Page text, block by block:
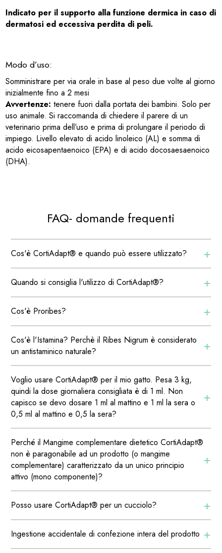
Indicato per il supporto alla funzione dermica in caso di
dermatosi ed eccessiva perdita di peli.
Modo d’uso:
Somministrare per via orale in base al peso due volte al giorno
inizialmente fino a 2 mesi
Avvertenze:tenere fuori dalla portata dei bambini. Solo per
uso animale. Si raccomanda di chiedere il parere di un
veterinario prima dell’uso e prima di prolungare il periodo di
impiego. Livello elevato di acido linoleico (AL) e somma di
acido eicosapentaenoico (EPA) e di acido docosaesaenoico
(DHA).
FAQ- domande frequenti
Cos'è CortiAdapt® e quando può essere utilizzato? +
Quando si consiglia l'utilizzo di CortiAdapt®? +
Cos'è Proribes? +
Cos'è l'Istamina? Perchè il Ribes Nigrum è considerato
un antistaminico naturale?
+
Voglio usare CortiAdapt® per il mio gatto. Pesa 3 kg,
quindi la dose giornaliera consigliata è di 1 ml. Non
capisco se devo dosare 1 ml al mattino e 1 ml la sera o
0,5 ml al mattino e 0,5 la sera?
+
Perché il Mangime complementare dietetico CortiAdapt®
non è paragonabile ad un prodotto (o mangime
complementare) caratterizzato da un unico principio
attivo (mono componente)?
+
Posso usare CortiAdapt® per un cucciolo? +
Ingestione accidentale di confezione intera del prodotto +